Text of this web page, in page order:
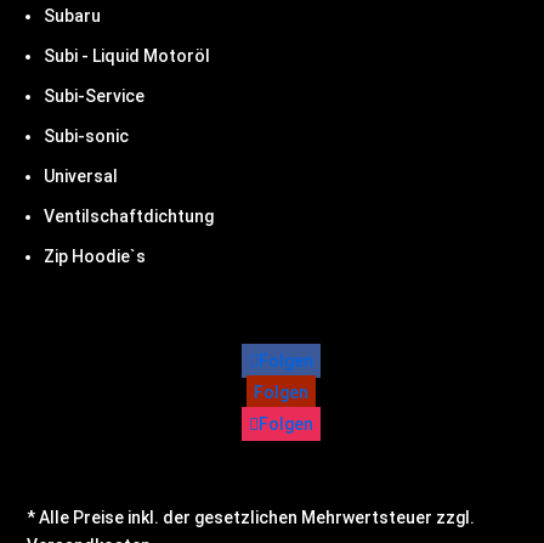
Subaru
Subi - Liquid Motoröl
Subi-Service
Subi-sonic
Universal
Ventilschaftdichtung
Zip Hoodie`s
Folgen
Folgen
Folgen
* Alle Preise inkl. der gesetzlichen Mehrwertsteuer zzgl.